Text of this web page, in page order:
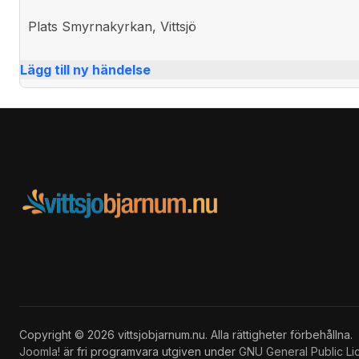
Plats Smyrnakyrkan, Vittsjö
Lägg till ny händelse
Copyright © 2026 vittsjobjarnum.nu. Alla rättigheter förbehållna.
Joomla! är fri programvara utgiven under GNU General Public